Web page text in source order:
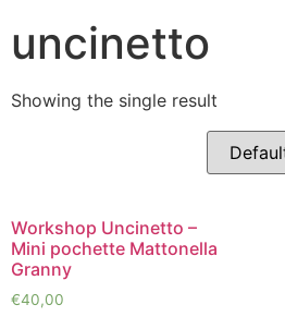
uncinetto
Showing the single result
Workshop Uncinetto –
Mini pochette Mattonella
Granny
€40,00